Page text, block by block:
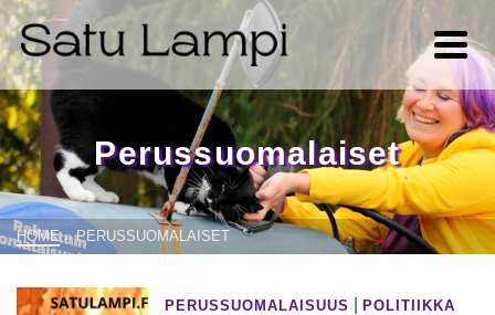
Perussuomalaiset
HOME » PERUSSUOMALAISET
PERUSSUOMALAISUUS |POLITIIKKA